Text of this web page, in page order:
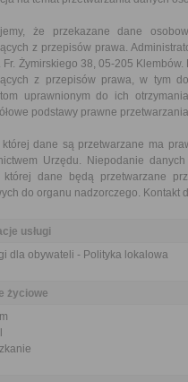
że przekazane dane
z przepisów prawa.
Fr. Żymirskiego 38, 05-205
z przepisów prawa, w tym
uprawnionym do ich
podstawy prawne
której dane są przetwarzane ma
Urzędu. Niepodanie
której dane będą przetwarzane
do organu nadzorczego. Kontakt
usługi
dla obywateli - Polityka lokalowa
życiowe